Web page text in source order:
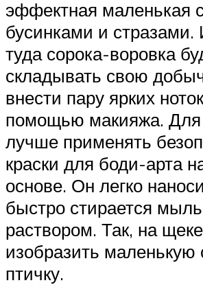
эффектная маленькая
бусинками и
туда сорока-воровка
складывать свою
внести пару ярких
помощью макияжа. Для
лучше применять
краски для боди-арта
основе. Он легко
быстро стирается
раствором. Так, на
изобразить
птичку.